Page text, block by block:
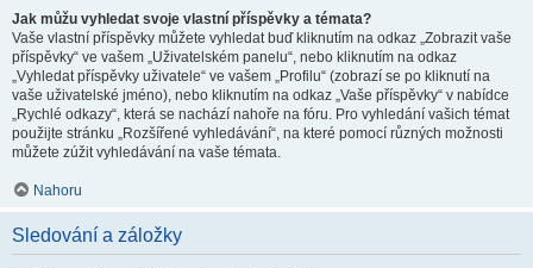
Jak můžu vyhledat svoje vlastní příspěvky a témata?
Vaše vlastní příspěvky můžete vyhledat buď kliknutím na odkaz „Zobrazit vaše
příspěvky“ ve vašem „Uživatelském panelu“, nebo kliknutím na odkaz
„Vyhledat příspěvky uživatele“ ve vašem „Profilu“ (zobrazí se po kliknutí na
vaše uživatelské jméno), nebo kliknutím na odkaz „Vaše příspěvky“ v nabídce
„Rychlé odkazy“, která se nachází nahoře na fóru. Pro vyhledání vašich témat
použijte stránku „Rozšířené vyhledávání“, na které pomocí různých možnosti
můžete zúžit vyhledávání na vaše témata.
Nahoru
Sledování a záložky